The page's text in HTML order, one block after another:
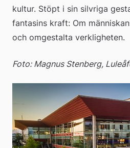
kultur. Stöpt i sin silvriga
fantasins kraft: Om
och omgestalta verkligheten.
Foto: Magnus Stenberg,